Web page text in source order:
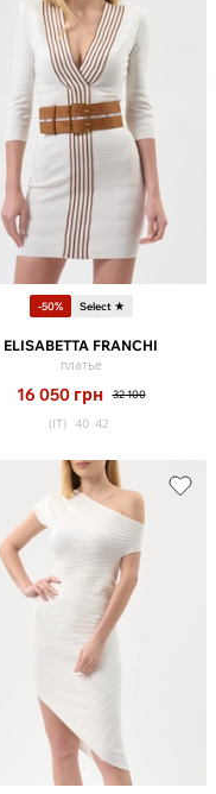
-50% Select ★
ELISABETTA FRANCHI
платье
16 050 грн 32 100
(IT) 40 42